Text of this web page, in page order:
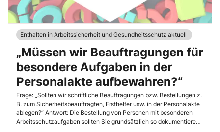
Enthalten in Arbeitssicherheit und Gesundheitsschutz aktuell
„Müssen wir Beauftragungen für
besondere Aufgaben in der
Personalakte aufbewahren?“
Frage: „Sollten wir schriftliche Beauftragungen bzw. Bestellungen z.
B. zum Sicherheitsbeauftragten, Ersthelfer usw. in der Personalakte
ablegen?“ Antwort: Die Bestellung von Personen mit besonderen
Arbeitsschutzaufgaben sollten Sie grundsätzlich so dokumentieren,